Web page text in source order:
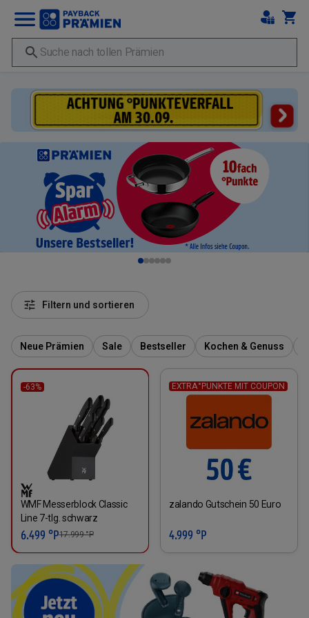
Filtern und sortieren
Neue Prämien Sale Bestseller Kochen & Genuss
-63%
WMF Messerblock Classic
Line 7-tlg. schwarz
6.499 °P17.999°P
EXTRA°PUNKTE MIT COUPON
zalando Gutschein 50 Euro
4.999 °P